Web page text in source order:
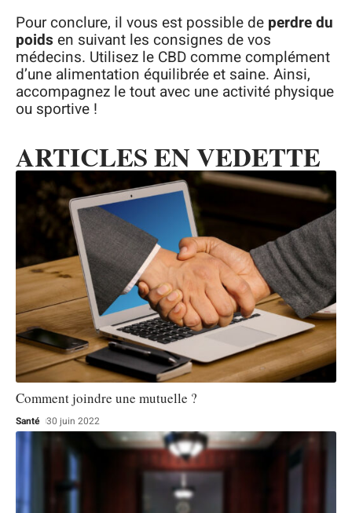
Pour conclure, il vous est possible de perdre du
poids en suivant les consignes de vos
médecins. Utilisez le CBD comme complément
d’une alimentation équilibrée et saine. Ainsi,
accompagnez le tout avec une activité physique
ou sportive !
ARTICLES EN VEDETTE
Comment joindre une mutuelle ?
Santé 30 juin 2022